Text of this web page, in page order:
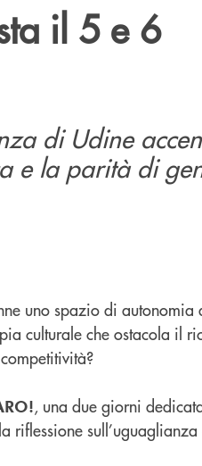
il 5 e 6
di Udine
e la parità di
uno spazio di autonomia
culturale che ostacola il
, una due giorni
riflessione